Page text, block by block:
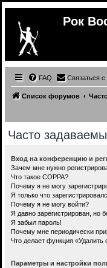
Рок
FAQ Связаться
Список форумов
Часто
Вход на конференцию и
Зачем мне нужно
Что такое COPPA?
Почему я не могу
Я только что
Почему я не могу войти?
Я давно зарегистрирован, но
Я забыл пароль!
Почему мне периодически
Что делает функция «Удалить
Параметры и настройки